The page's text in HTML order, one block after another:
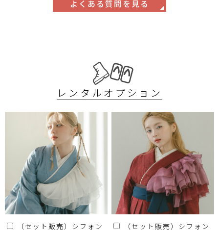
よくある質問を見る
レンタルオプション
（セット販売）シフォン
（セット販売）シフォン